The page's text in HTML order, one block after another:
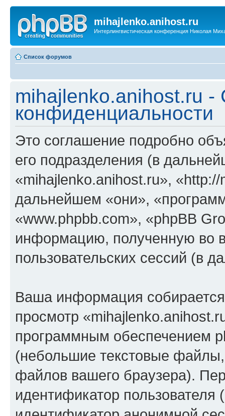
mihajlenko.anihost.ru
Интерлингвистическая конференция Николая
Список форумов
mihajlenko.anihost.ru -
конфиденциальности
Это соглашение подробно
его подразделения (в
«mihajlenko.anihost.ru»,
дальнейшем «они»,
«www.phpbb.com», «phpBB
информацию, полученную во
пользовательских сессий (в
Ваша информация
просмотр
программным обеспечением
(небольшие текстовые
файлов вашего браузера).
идентификатор